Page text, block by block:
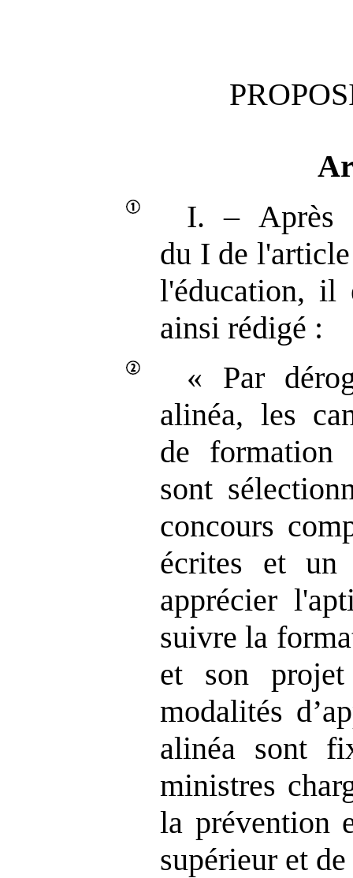
I. – Après
du I de
l'éducation, il
ainsi rédigé :
« Par
alinéa, les
de formation
sont
concours
écrites et un
apprécier
suivre la
et son projet
modalités
alinéa sont
ministres
la prévention
supérieur et